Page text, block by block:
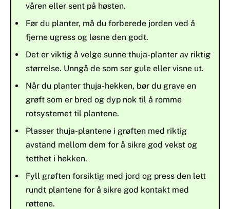
våren eller sent på høsten.
Før du planter, må du forberede jorden ved å
fjerne ugress og løsne den godt.
Det er viktig å velge sunne thuja-planter av riktig
størrelse. Unngå de som ser gule eller visne ut.
Når du planter thuja-hekken, bør du grave en
grøft som er bred og dyp nok til å romme
rotsystemet til plantene.
Plasser thuja-plantene i grøften med riktig
avstand mellom dem for å sikre god vekst og
tetthet i hekken.
Fyll grøften forsiktig med jord og press den lett
rundt plantene for å sikre god kontakt med
røttene.